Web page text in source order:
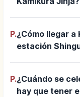
P.¿Cómo llegar a
estación
P.¿Cuándo se
hay que tener